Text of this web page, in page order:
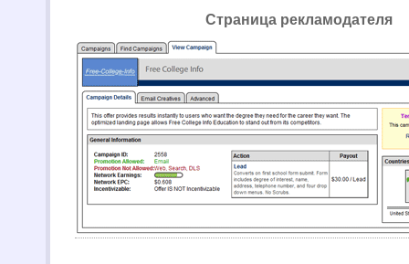
Страница рекламодателя